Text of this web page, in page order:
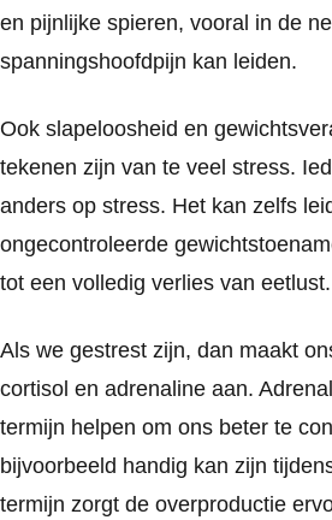
en pijnlijke spieren, vooral in de
spanningshoofdpijn kan leiden.
Ook slapeloosheid en
tekenen zijn van te veel stress.
anders op stress. Het kan zelfs
ongecontroleerde
tot een volledig verlies van eetlust.
Als we gestrest zijn, dan maakt
cortisol en adrenaline aan.
termijn helpen om ons beter te
bijvoorbeeld handig kan zijn
termijn zorgt de overproductie